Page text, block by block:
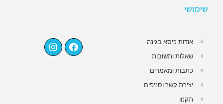
שימושי
אודות כיסא בגינה
שאלות ותשובות
כתבות ומאמרים
יצירת קשר וסניפים
תקנון